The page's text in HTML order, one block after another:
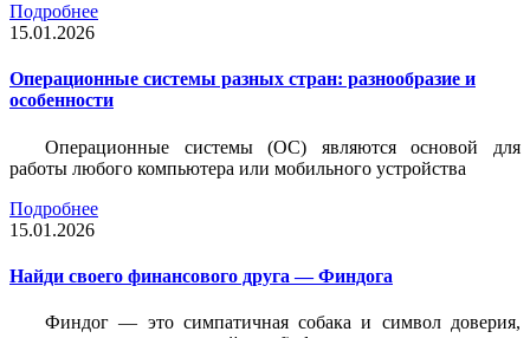
Подробнее
15.01.2026
Операционные системы разных стран: разнообразие и
особенности
Операционные системы (ОС) являются основой для
работы любого компьютера или мобильного устройства
Подробнее
15.01.2026
Найди своего финансового друга — Финдога
Финдог — это симпатичная собака и символ доверия,